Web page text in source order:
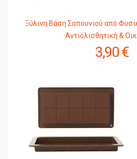
Ξύλινη Βάση Σαπουνιού από
Αντιολισθητική &
3,90 €